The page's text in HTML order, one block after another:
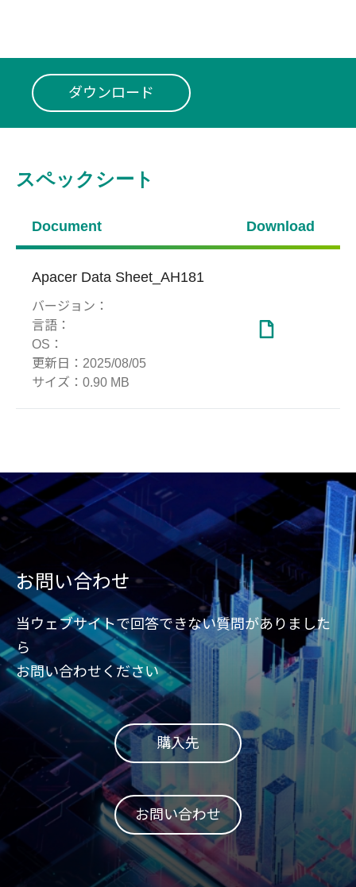
ダウンロード
スペックシート
Document Download
Apacer Data Sheet_AH181
バージョン：
言語：
OS：
更新日： 2025/08/05
サイズ： 0.90 MB
お問い合わせ
当ウェブサイトで回答できない質問がありました
ら
お問い合わせください
購入先
お問い合わせ